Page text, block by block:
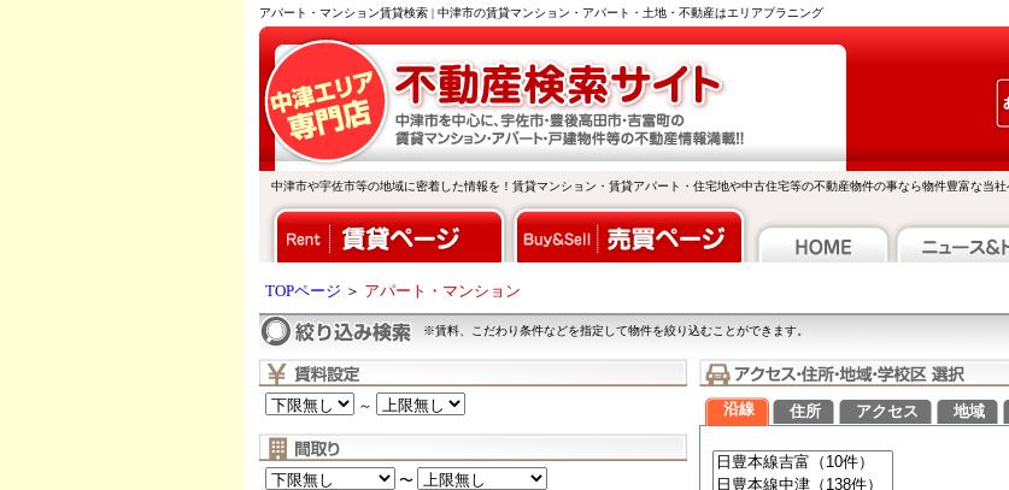
アパート・マンション賃貸検索 | 中津市の賃貸マンション・アパート・土地・不動産はエリアプラニング
中津市や宇佐市等の地域に密着した情報を！賃貸マンション・賃貸アパート・住宅地や中古住宅等の不動産物件の事なら物件豊富な当社
TOPページ ＞ アパート・マンション
※賃料、こだわり条件などを指定して物件を絞り込むことができます。
～
〜
沿線 住所 アクセス 地域